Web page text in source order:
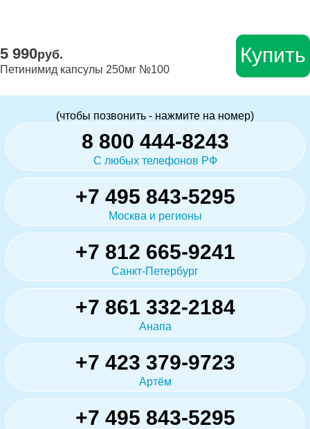
5 990руб.
Петинимид капсулы 250мг №100
Купить
(чтобы позвонить - нажмите на номер)
8 800 444-8243
С любых телефонов РФ
+7 495 843-5295
Москва и регионы
+7 812 665-9241
Санкт-Петербург
+7 861 332-2184
Анапа
+7 423 379-9723
Артём
+7 495 843-5295